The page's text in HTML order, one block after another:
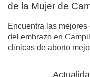
de la Mujer de
Encuentra las
del embrazo en
clínicas de aborto